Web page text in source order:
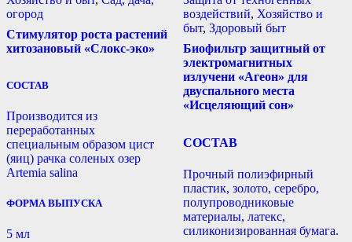
огород
Стимулятор роста растений
хитозановый «Слокс-эко»
СОСТАВ
Производится из
переработанных
специальным образом цист
(яиц) рачка соленых озер
Artemia salina
ФОРМА ВЫПУСКА
5 мл
воздействий, Хозяйство и
быт, Здоровый быт
Биофильтр защитный от
электромагнитных
излучени «Агеон» для
двуспального места
«Исцеляющий сон»
СОСТАВ
Прочный полиэфирный
пластик, золото, серебро,
полупроводниковые
материалы, латекс,
силиконизированная бумага.